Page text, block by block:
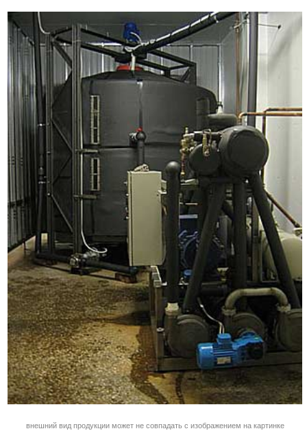
внешний вид продукции может не совпадать с изображением на картинке